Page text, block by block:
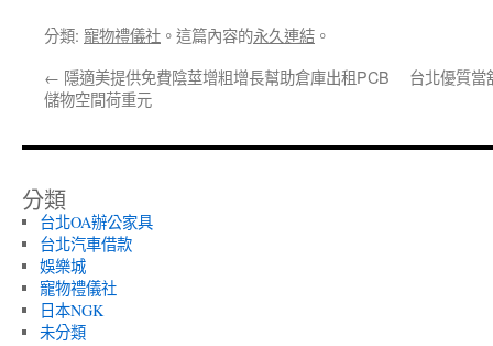
分類: 寵物禮儀社 。這篇內容的永久連結 。
← 隱適美提供免費陰莖增粗增長幫助倉庫出租PCB
儲物空間荷重元
台北優質當
分類
台北OA辦公家具
台北汽車借款
娛樂城
寵物禮儀社
日本NGK
未分類